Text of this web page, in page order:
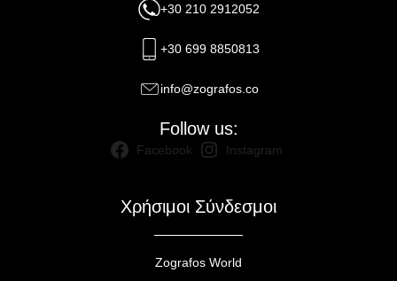
+30 210 2912052
+30 699 8850813
info@zografos.co
Follow us:
Facebook Instagram
Χρήσιμοι Σύνδεσμοι
Zografos World